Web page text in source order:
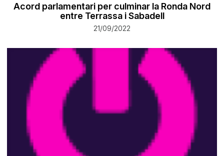
Acord parlamentari per culminar la Ronda Nord
entre Terrassa i Sabadell
21/09/2022